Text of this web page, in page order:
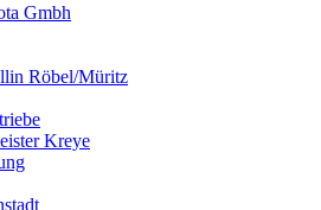
Gmbh
Röbel/Müritz
Kreye